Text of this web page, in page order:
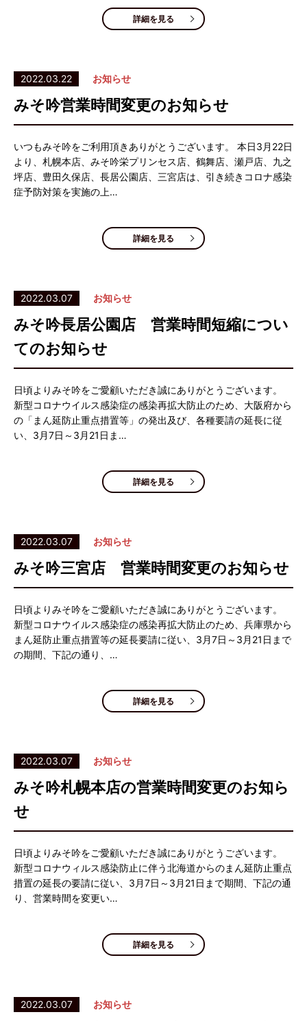
詳細を見る
2022.03.22 お知らせ
みそ吟営業時間変更のお知らせ
いつもみそ吟をご利用頂きありがとうございます。 本日3月22日
より、札幌本店、みそ吟栄プリンセス店、鶴舞店、瀬戸店、九之
坪店、豊田久保店、長居公園店、三宮店は、引き続きコロナ感染
症予防対策を実施の上…
詳細を見る
2022.03.07 お知らせ
みそ吟長居公園店 営業時間短縮につい
てのお知らせ
日頃よりみそ吟をご愛顧いただき誠にありがとうございます。
新型コロナウイルス感染症の感染再拡大防止のため、大阪府から
の「まん延防止重点措置等」の発出及び、各種要請の延長に従
い、3月7日～3月21日ま…
詳細を見る
2022.03.07 お知らせ
みそ吟三宮店 営業時間変更のお知らせ
日頃よりみそ吟をご愛顧いただき誠にありがとうございます。
新型コロナウイルス感染症の感染再拡大防止のため、兵庫県から
まん延防止重点措置等の延長要請に従い、3月7日～3月21日まで
の期間、下記の通り、…
詳細を見る
2022.03.07 お知らせ
みそ吟札幌本店の営業時間変更のお知ら
せ
日頃よりみそ吟をご愛顧いただき誠にありがとうございます。
新型コロナウィルス感染防止に伴う北海道からのまん延防止重点
措置の延長の要請に従い、3月7日～3月21日まで期間、下記の通
り、営業時間を変更い…
詳細を見る
2022.03.07 お知らせ